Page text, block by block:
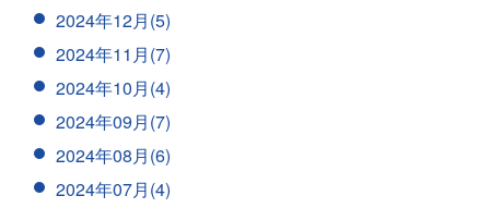
2024年12月(5)
2024年11月(7)
2024年10月(4)
2024年09月(7)
2024年08月(6)
2024年07月(4)